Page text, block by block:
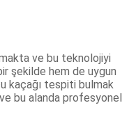
ve bu teknolojiyi
şekilde hem de uygun
kaçağı tespiti bulmak
bu alanda profesyonel